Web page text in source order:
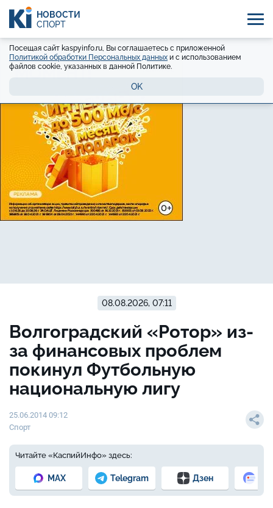
НОВОСТИ
СПОРТ
Посещая сайт kaspyinfo.ru, Вы соглашаетесь с приложенной
Политикой обработки Персональных данных и с использованием
файлов cookie, указанных в данной Политике.
OK
08.08.2026, 07:11
Волгоградский «Ротор» из-
за финансовых проблем
покинул Футбольную
национальную лигу
25.06.2014 09:12
Спорт
Читайте «КаспийИнфо» здесь:
MAX Telegram Дзен